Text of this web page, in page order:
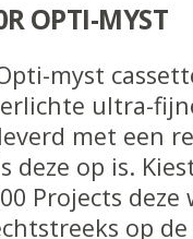
OPTI-MYST
myst
ultra-
met een
deze op is.
Projects
op